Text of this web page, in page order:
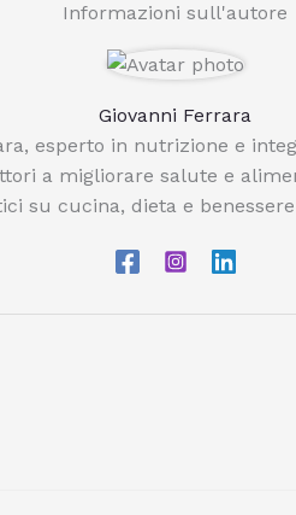
Informazioni sull'autore
Giovanni Ferrara
esperto in nutrizione e
a migliorare salute e
su cucina, dieta e